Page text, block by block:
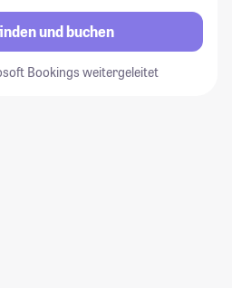
und buchen
Bookings weitergeleitet